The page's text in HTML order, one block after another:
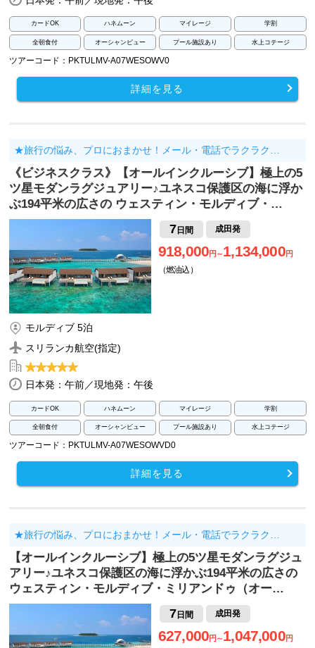
カードOK ハネムーン マイレージ 学割
全朝食付 オーシャンビュー プール施設あり 水上コテージ
ツアーコード：PKTULMV-A07WESOWV0
詳細を見る
★旅行の悩み、プロにおまかせ！メール・電話でラクラク…
《ビジネスクラス》【オールインクルーシブ】極上の5
ツ星モダンラグジュアリー♪ユネスコ保護区の海に浮か
ぶ194平米の広さの ウェスティン・モルディブ・…
7 日間 成田発
918,000円～1,134,000円
（燃油込）
モルディブ 5泊
スリランカ航空(指定)
日本発：午前／現地発：午後
カードOK ハネムーン マイレージ 学割
全朝食付 オーシャンビュー プール施設あり 水上コテージ
ツアーコード：PKTULMV-A07WESOWVD0
詳細を見る
★旅行の悩み、プロにおまかせ！メール・電話でラクラク…
【オールインクルーシブ】極上の5ツ星モダンラグジュ
アリー♪ユネスコ保護区の海に浮かぶ194平米の広さの
ウェスティン・モルディブ・ミリアンドゥ（オー…
7 日間 成田発
627,000円～1,047,000円